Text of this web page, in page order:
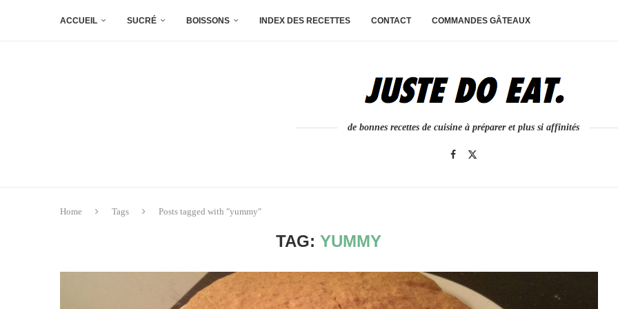
ACCUEIL SUCRÉ BOISSONS INDEX DES RECETTES CONTACT COMMANDES GÂTEAUX
de bonnes recettes de cuisine à préparer et plus si affinités
Home Tags Posts tagged with "yummy"
TAG:YUMMY